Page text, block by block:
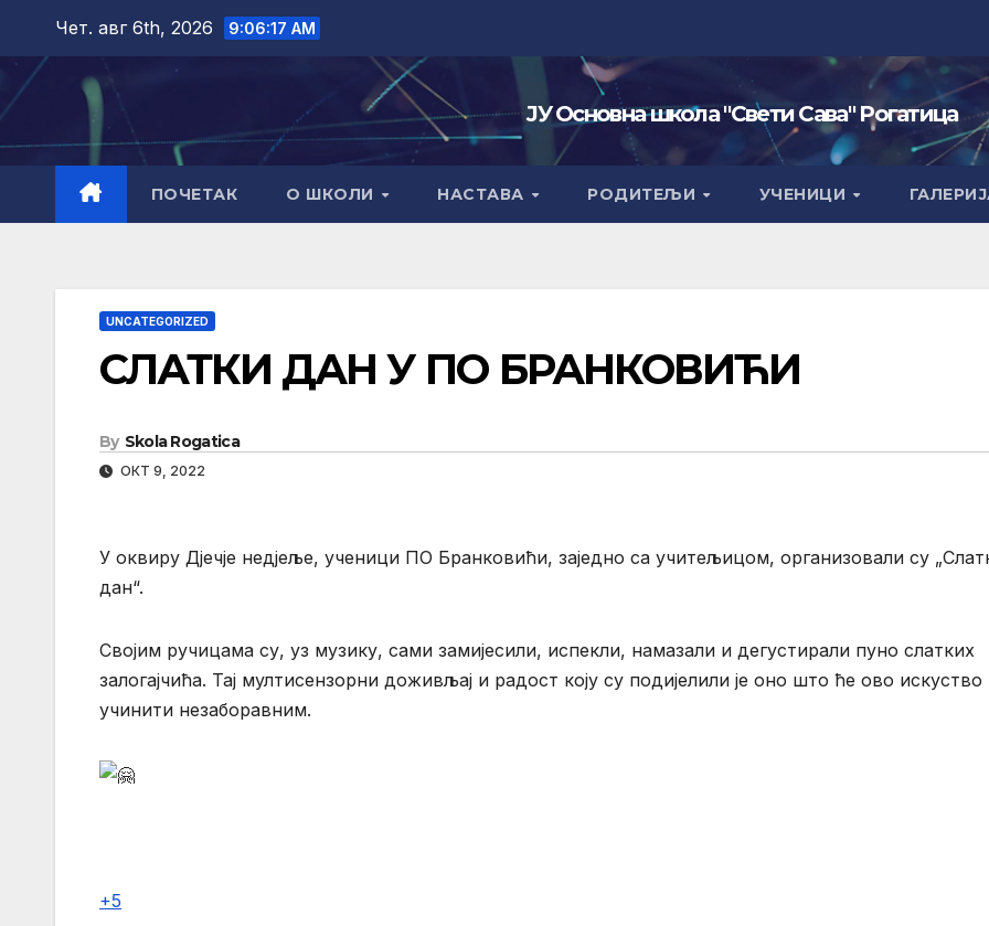
content
Чет. авг 6th, 2026 9:06:17 AM
ЈУ Основна школа "Свети Сава" Рогатица
ПОЧЕТАК О ШКОЛИ НАСТАВА РОДИТЕЉИ УЧЕНИЦИ
UNCATEGORIZED
СЛАТКИ ДАН У ПО БРАНКОВИЋИ
By Skola Rogatica
ОКТ 9, 2022
У оквиру Дјечје недјеље, ученици ПО Бранковићи, заједно са учитељицом, организовали су
дан“.
Својим ручицама су, уз музику, сами замијесили, испекли, намазали и дегустирали пуно слатких
залогајчића. Тај мултисензорни доживљај и радост коју су подијелили је оно што ће ово искуство
учинити незаборавним.
+5